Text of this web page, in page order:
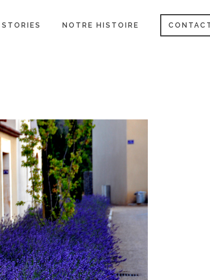
STORIES NOTRE HISTOIRE